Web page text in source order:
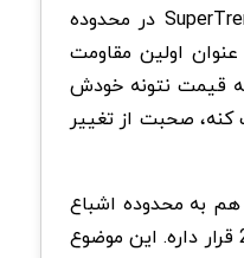
در محدوده
به عنوان اولین مقاومت
قیمت نتونه خودش
کنه، صحبت از تغییر
هم به محدوده اشباع
فروش رسیده و روی عدد 25 قرار داره. این موضوع